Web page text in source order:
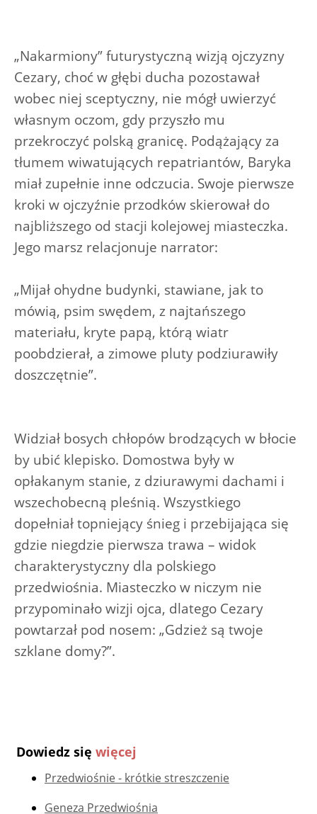
„Nakarmiony” futurystyczną wizją ojczyzny
Cezary, choć w głębi ducha pozostawał
wobec niej sceptyczny, nie mógł uwierzyć
własnym oczom, gdy przyszło mu
przekroczyć polską granicę. Podążający za
tłumem wiwatujących repatriantów, Baryka
miał zupełnie inne odczucia. Swoje pierwsze
kroki w ojczyźnie przodków skierował do
najbliższego od stacji kolejowej miasteczka.
Jego marsz relacjonuje narrator:
„Mijał ohydne budynki, stawiane, jak to
mówią, psim swędem, z najtańszego
materiału, kryte papą, którą wiatr
poobdzierał, a zimowe pluty podziurawiły
doszczętnie”.
Widział bosych chłopów brodzących w błocie
by ubić klepisko. Domostwa były w
opłakanym stanie, z dziurawymi dachami i
wszechobecną pleśnią. Wszystkiego
dopełniał topniejący śnieg i przebijająca się
gdzie niegdzie pierwsza trawa – widok
charakterystyczny dla polskiego
przedwiośnia. Miasteczko w niczym nie
przypominało wizji ojca, dlatego Cezary
powtarzał pod nosem: „Gdzież są twoje
szklane domy?”.
Dowiedz się więcej
Przedwiośnie - krótkie streszczenie
Geneza Przedwiośnia